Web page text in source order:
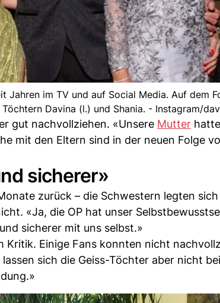
Jahren im TV und auf Social Media. Auf dem
Davina (l.) und Shania. - Instagram/
gut nachvollziehen. «Unsere Mutter
mit den Eltern sind in der neuen Folge
sicherer»
zurück – die Schwestern legten
«Ja, die OP hat unser
sicherer mit uns selbst.»
Kritik. Einige Fans konnten nicht
sich die Geiss-Töchter aber nicht